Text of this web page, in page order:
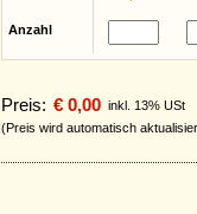
Anzahl
Preis: € 0,00 inkl. 13% USt
(Preis wird automatisch